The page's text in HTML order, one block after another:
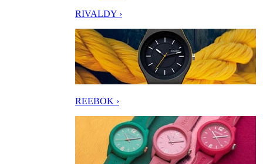
RIVALDY ›
REEBOK ›